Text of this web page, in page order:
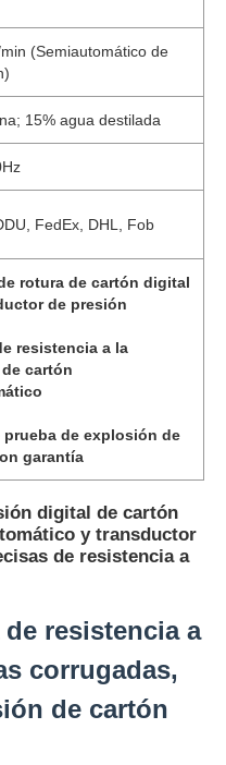
(Semiautomático de
15% agua destilada
FedEx, DHL, Fob
rotura de cartón digital
de presión
resistencia a la
cartón
prueba de explosión de
garantía
digital de cartón
y transductor
de resistencia a
resistencia a
corrugadas,
de cartón